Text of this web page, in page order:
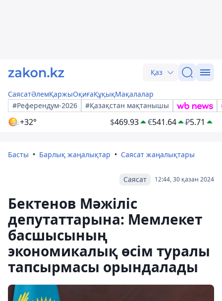
Қаз
СаясатӘлемҚаржыОқиғаҚұқықМақалалар
#Референдум-2026
#Қазақстан мақтанышы
+32° $469.93 €541.64 ₽5.71
Басты Барлық жаңалықтар Саясат жаңалықтары
12:44, 30 қазан 2024
Саясат
Бектенов Мәжіліс
депутаттарына: Мемлекет
басшысының
экономикалық өсім туралы
тапсырмасы орындалады